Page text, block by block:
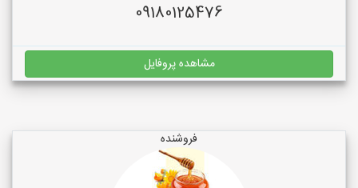
09180125476
مشاهده پروفایل
فروشنده